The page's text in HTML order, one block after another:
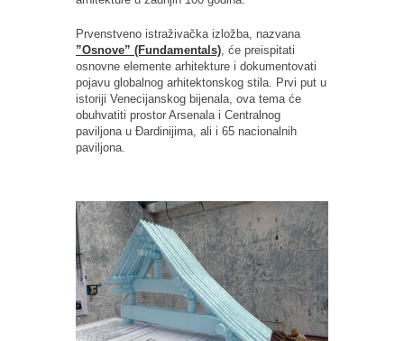
Prvenstveno istraživačka izložba, nazvana
”Osnove” (Fundamentals), će preispitati
osnovne elemente arhitekture i dokumentovati
pojavu globalnog arhitektonskog stila. Prvi put u
istoriji Venecijanskog bijenala, ova tema će
obuhvatiti prostor Arsenala i Centralnog
paviljona u Đardinijima, ali i 65 nacionalnih
paviljona.